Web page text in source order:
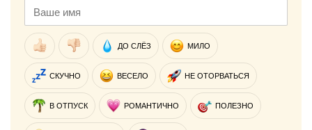
ДО СЛЁЗ МИЛО
СКУЧНО ВЕСЕЛО НЕ ОТОРВАТЬСЯ
В ОТПУСК РОМАНТИЧНО ПОЛЕЗНО